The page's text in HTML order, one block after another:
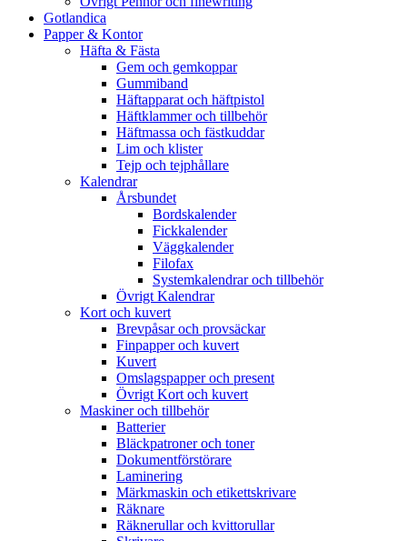
Gotlandica
Papper & Kontor
Häfta & Fästa
Gem och gemkoppar
Gummiband
Häftapparat och häftpistol
Häftklammer och tillbehör
Häftmassa och fästkuddar
Lim och klister
Tejp och tejphållare
Kalendrar
Årsbundet
Bordskalender
Fickkalender
Väggkalender
Filofax
Systemkalendrar och tillbehör
Övrigt Kalendrar
Kort och kuvert
Brevpåsar och provsäckar
Finpapper och kuvert
Kuvert
Omslagspapper och present
Övrigt Kort och kuvert
Maskiner och tillbehör
Batterier
Bläckpatroner och toner
Dokumentförstörare
Laminering
Märkmaskin och etikettskrivare
Räknare
Räknerullar och kvittorullar